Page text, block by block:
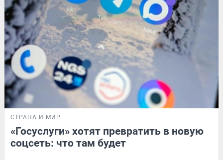
СТРАНА И МИР
«Госуслуги» хотят превратить в новую
соцсеть: что там будет